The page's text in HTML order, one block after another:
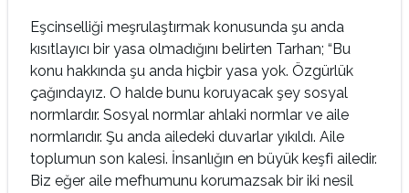
Eşcinselliği meşrulaştırmak konusunda şu anda
kısıtlayıcı bir yasa olmadığını belirten Tarhan; “Bu
konu hakkında şu anda hiçbir yasa yok. Özgürlük
çağındayız. O halde bunu koruyacak şey sosyal
normlardır. Sosyal normlar ahlaki normlar ve aile
normlarıdır. Şu anda ailedeki duvarlar yıkıldı. Aile
toplumun son kalesi. İnsanlığın en büyük keşfi ailedir.
Biz eğer aile mefhumunu korumazsak bir iki nesil